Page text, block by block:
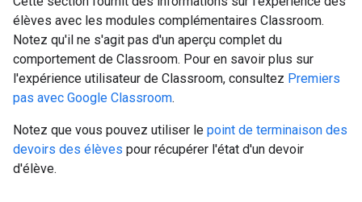
élèves avec les modules complémentaires Classroom.
Notez qu'il ne s'agit pas d'un aperçu complet du
comportement de Classroom. Pour en savoir plus sur
l'expérience utilisateur de Classroom, consultez Premiers
pas avec Google Classroom.
Notez que vous pouvez utiliser le point de terminaison des
devoirs des élèves pour récupérer l'état d'un devoir
d'élève.